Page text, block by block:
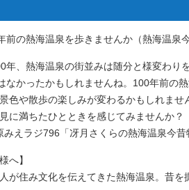
前の熱海温泉を歩きませんか（熱海温泉今
年、熱海温泉の街並みは随分と様変わり
なかったかもしれませんね。100年前の
色や散歩の楽しみが変わるかもしれま
に満ちたひとときを感じてみませんか？
みえラジ796「冴月さくらの熱海温泉今昔
へ】
が住み文化を伝えてきた熱海温泉。昔を